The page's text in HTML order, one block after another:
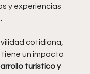
y experiencias
cotidiana,
un impacto
turístico y